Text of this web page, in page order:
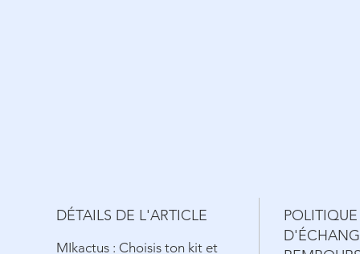
DÉTAILS DE L'ARTICLE
MIkactus : Choisis ton kit et
POLITIQUE